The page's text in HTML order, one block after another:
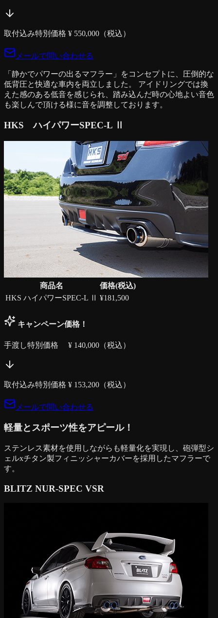
取付込み特別価格 ¥ 550,000 （税込）
メールで問い合わせる
「静かでパワーの出るマフラー」をコンセプトに、圧倒的な
低背圧と快適な車内を両立しました。 アイドリングでは換
えた感のある低音を感じられ、踏み込んだ時の心地よい音色
も楽しんで頂ける様に音を調整しております。
HKS ハイパワーSPEC-L Ⅱ
商品名
価格(税込)
HKS ハイパワーSPEC-L Ⅱ ¥181,500
キャンペーン価格！
手渡し特別価格 ¥ 140,000 （税込）
取付込み特別価格 ¥ 153,200 （税込）
メールで問い合わせる
軽量とスポーツ性をアピール！
ステンレス素材を使用しながらも軽量化を実現し、砲弾型シ
ェルxチタン製フィニッシャーカバーを採用したマフラーで
す。
BLITZ NUR-SPEC VSR